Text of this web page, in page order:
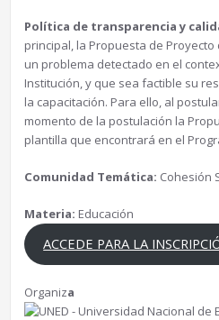
Política de transparencia y
principal, la Propuesta de
un problema detectado en el
Institución, y que sea factible su
la capacitación. Para ello, al
momento de la postulación la
plantilla que encontrará en el
Comunidad Temática: Cohesión
Materia: Educación
ACCEDE PARA LA
Organiza